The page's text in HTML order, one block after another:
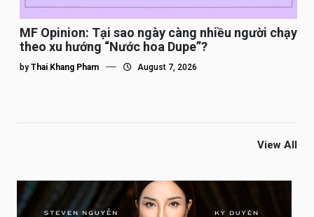
MF Opinion: Tại sao ngày càng nhiều người chạy
theo xu hướng “Nước hoa Dupe”?
by Thai Khang Pham August 7, 2026
View All